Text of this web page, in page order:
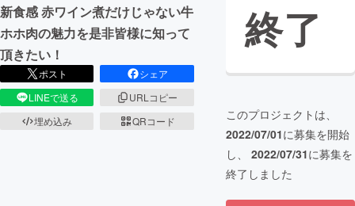
新食感 赤ワイン煮だけじゃない牛
ホホ肉の魅力を是非皆様に知って
頂きたい！
ポスト
シェア
LINEで送る
URLコピー
埋め込み
QRコード
終了
このプロジェクトは、
2022/07/01に募集を開始
し、 2022/07/31に募集を
終了しました